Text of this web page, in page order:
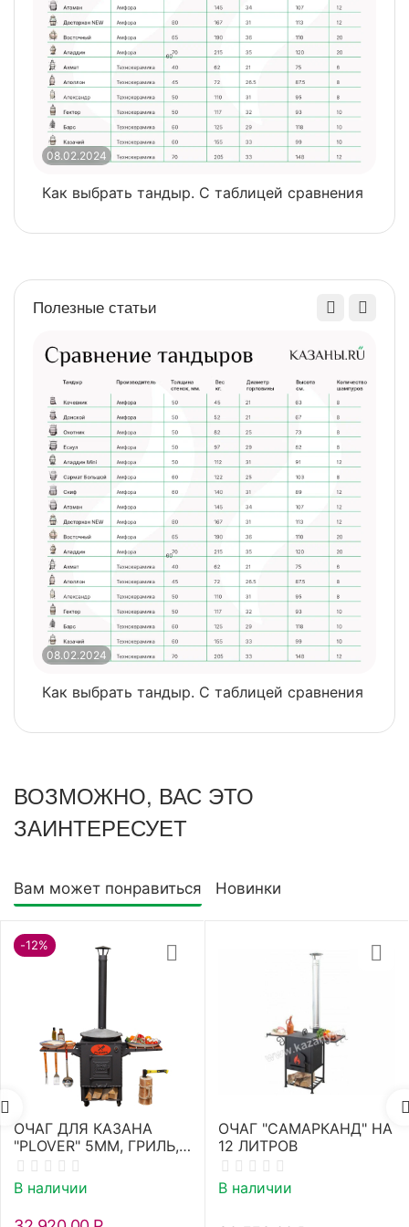
08.02.2024
Как выбрать тандыр. С таблицей сравнения
Полезные статьи
08.02.2024
Как выбрать тандыр. С таблицей сравнения
ВОЗМОЖНО, ВАС ЭТО
ЗАИНТЕРЕСУЕТ
Вам может понравиться Новинки
-12%
ОЧАГ ДЛЯ КАЗАНА
"PLOVER" 5ММ, ГРИЛЬ,
МАНГАЛ
В наличии
ОЧАГ "САМАРКАНД" НА
12 ЛИТРОВ
В наличии